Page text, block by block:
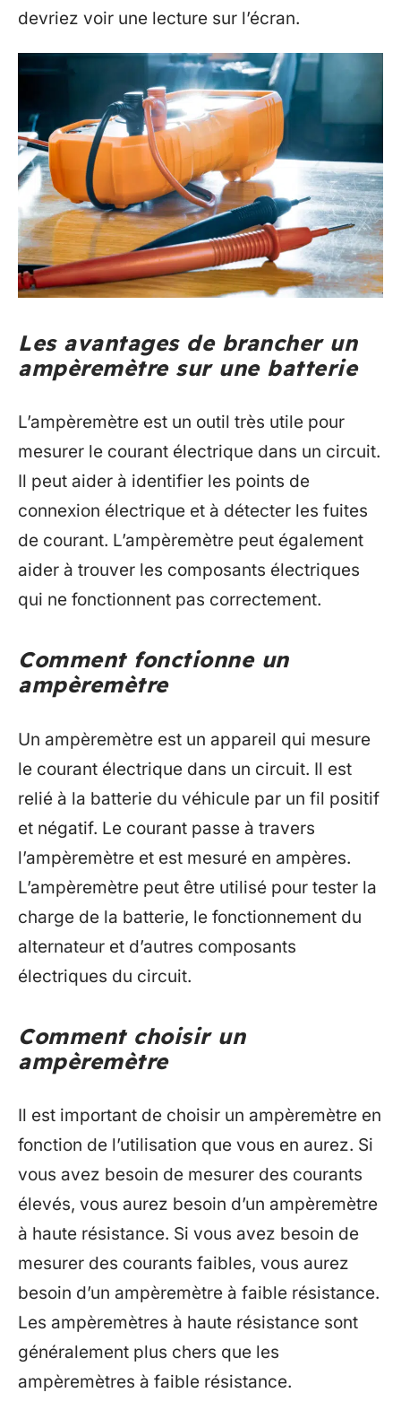
devriez voir une lecture sur l’écran.
Les avantages de brancher un
ampèremètre sur une batterie
L’ampèremètre est un outil très utile pour
mesurer le courant électrique dans un circuit.
Il peut aider à identifier les points de
connexion électrique et à détecter les fuites
de courant. L’ampèremètre peut également
aider à trouver les composants électriques
qui ne fonctionnent pas correctement.
Comment fonctionne un
ampèremètre
Un ampèremètre est un appareil qui mesure
le courant électrique dans un circuit. Il est
relié à la batterie du véhicule par un fil positif
et négatif. Le courant passe à travers
l’ampèremètre et est mesuré en ampères.
L’ampèremètre peut être utilisé pour tester la
charge de la batterie, le fonctionnement du
alternateur et d’autres composants
électriques du circuit.
Comment choisir un
ampèremètre
Il est important de choisir un ampèremètre en
fonction de l’utilisation que vous en aurez. Si
vous avez besoin de mesurer des courants
élevés, vous aurez besoin d’un ampèremètre
à haute résistance. Si vous avez besoin de
mesurer des courants faibles, vous aurez
besoin d’un ampèremètre à faible résistance.
Les ampèremètres à haute résistance sont
généralement plus chers que les
ampèremètres à faible résistance.